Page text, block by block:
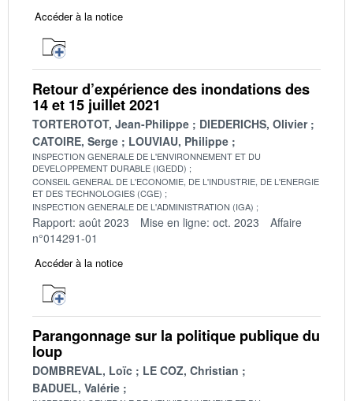
Accéder à la notice
Retour d’expérience des inondations des
14 et 15 juillet 2021
TORTEROTOT, Jean-Philippe
DIEDERICHS, Olivier
CATOIRE, Serge
LOUVIAU, Philippe
INSPECTION GENERALE DE L'ENVIRONNEMENT ET DU
DEVELOPPEMENT DURABLE (IGEDD)
CONSEIL GENERAL DE L'ECONOMIE, DE L'INDUSTRIE, DE L'ENERGIE
ET DES TECHNOLOGIES (CGE)
INSPECTION GENERALE DE L'ADMINISTRATION (IGA)
Rapport: août 2023 Mise en ligne: oct. 2023
Affaire
n°014291-01
Accéder à la notice
Parangonnage sur la politique publique du
loup
DOMBREVAL, Loïc
LE COZ, Christian
BADUEL, Valérie